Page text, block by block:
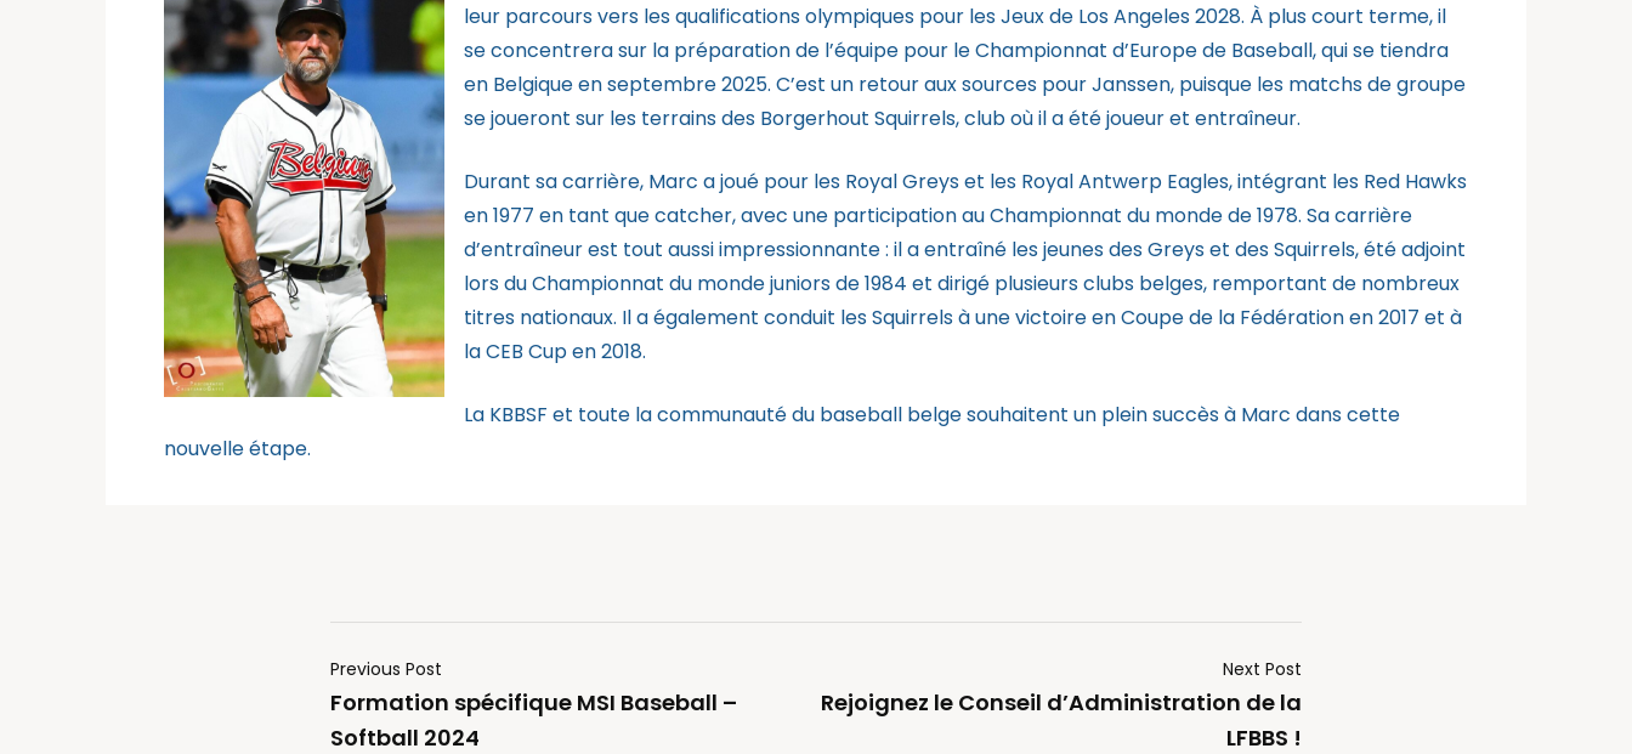
leur parcours vers les qualifications olympiques pour les Jeux de Los Angeles 2028. À plus court terme, il
se concentrera sur la préparation de l’équipe pour le Championnat d’Europe de Baseball, qui se tiendra
en Belgique en septembre 2025. C’est un retour aux sources pour Janssen, puisque les matchs de groupe
se joueront sur les terrains des Borgerhout Squirrels, club où il a été joueur et entraîneur.
Durant sa carrière, Marc a joué pour les Royal Greys et les Royal Antwerp Eagles, intégrant les Red Hawks
en 1977 en tant que catcher, avec une participation au Championnat du monde de 1978. Sa carrière
d’entraîneur est tout aussi impressionnante : il a entraîné les jeunes des Greys et des Squirrels, été adjoint
lors du Championnat du monde juniors de 1984 et dirigé plusieurs clubs belges, remportant de nombreux
titres nationaux. Il a également conduit les Squirrels à une victoire en Coupe de la Fédération en 2017 et à
la CEB Cup en 2018.
La KBBSF et toute la communauté du baseball belge souhaitent un plein succès à Marc dans cette
nouvelle étape.
Previous Post
Formation spécifique MSI Baseball –
Softball 2024
Next Post
Rejoignez le Conseil d’Administration de la
LFBBS !